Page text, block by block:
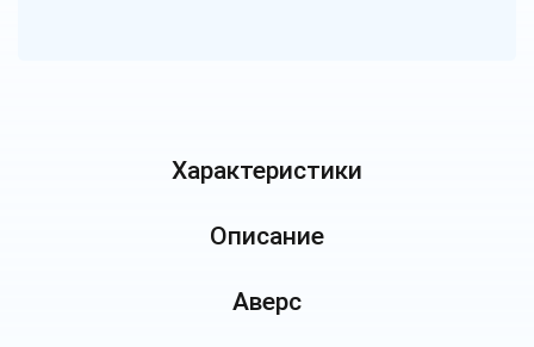
Характеристики
Описание
Аверс